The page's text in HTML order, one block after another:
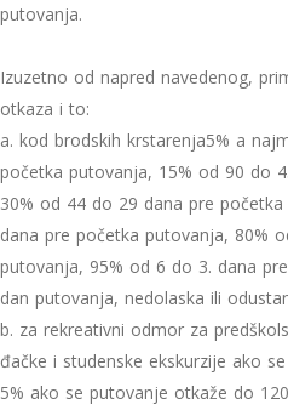
putovanja.
Izuzetno od napred navedenog,
otkaza i to:
a. kod brodskih krstarenja5% a
početka putovanja, 15% od 90 do
30% od 44 do 29 dana pre
dana pre početka putovanja, 80%
putovanja, 95% od 6 do 3. dana
dan putovanja, nedolaska ili
b. za rekreativni odmor za
đačke i studenske ekskurzije ako
5% ako se putovanje otkaže do